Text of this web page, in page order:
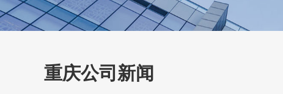
重庆公司新闻